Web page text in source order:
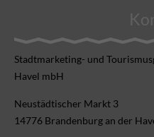
Stadtmarketing- und
Havel mbH
Neustädtischer Markt 3
14776 Brandenburg an der